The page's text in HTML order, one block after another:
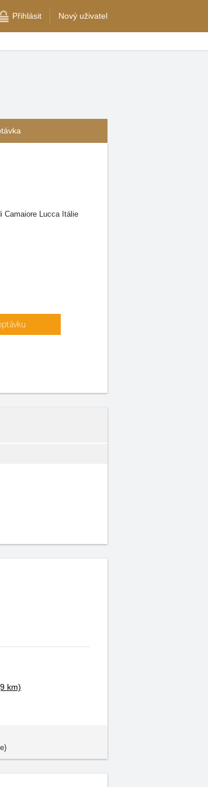
Přihlásit Nový uživatel
Camaiore Lucca Itálie
km)